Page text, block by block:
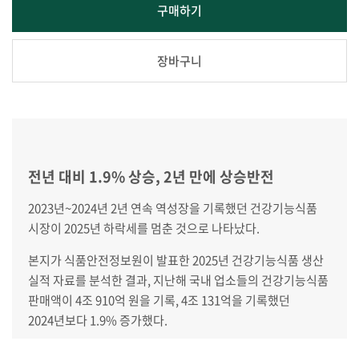
구매하기
장바구니
전년 대비 1.9% 상승, 2년 만에 상승반전
2023년~2024년 2년 연속 역성장을 기록했던 건강기능식품
시장이 2025년 하락세를 멈춘 것으로 나타났다.
본지가 식품안전정보원이 발표한 2025년 건강기능식품 생산
실적 자료를 분석한 결과, 지난해 국내 업소들의 건강기능식품
판매액이 4조 910억 원을 기록, 4조 131억을 기록했던
2024년보다 1.9% 증가했다.